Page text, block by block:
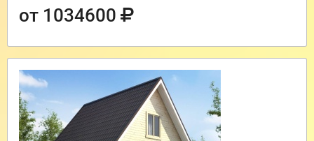
от 1034600